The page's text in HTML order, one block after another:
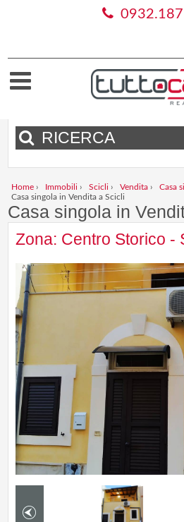
RICERCA
Home › Immobili › Scicli › Vendita › Casa
Casa singola in Vendita a Scicli
Casa singola in
Zona: Centro Storico -